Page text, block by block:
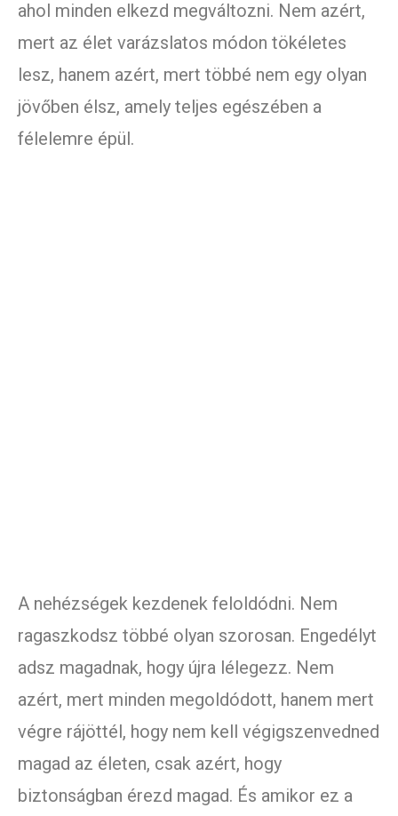
ahol minden elkezd megváltozni. Nem azért,
mert az élet varázslatos módon tökéletes
lesz, hanem azért, mert többé nem egy olyan
jövőben élsz, amely teljes egészében a
félelemre épül.
A nehézségek kezdenek feloldódni. Nem
ragaszkodsz többé olyan szorosan. Engedélyt
adsz magadnak, hogy újra lélegezz. Nem
azért, mert minden megoldódott, hanem mert
végre rájöttél, hogy nem kell végigszenvedned
magad az életen, csak azért, hogy
biztonságban érezd magad. És amikor ez a